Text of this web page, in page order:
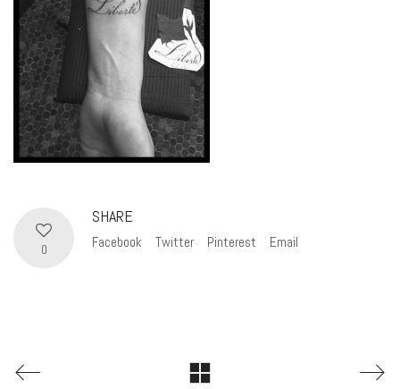
0
SHARE
Facebook Twitter Pinterest Email